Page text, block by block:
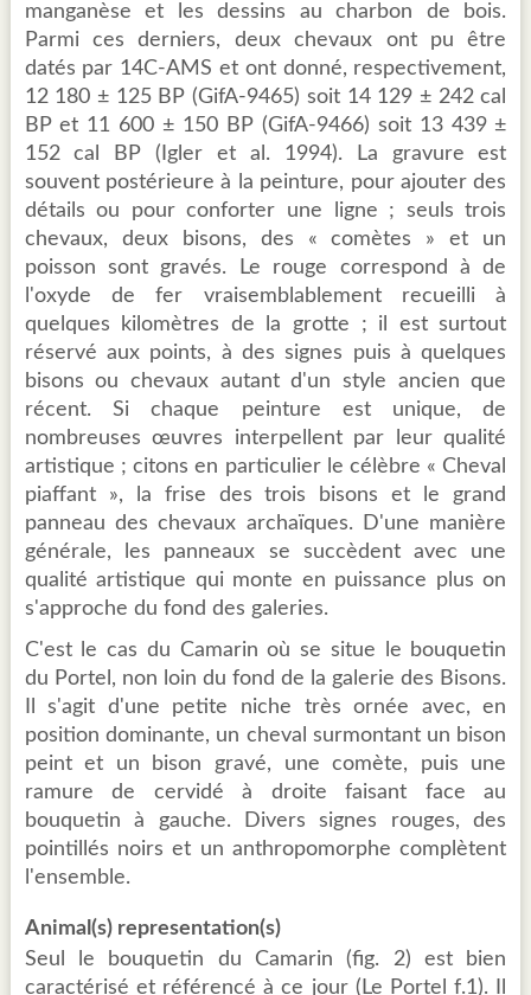
manganèse et les dessins au charbon de bois.
Parmi ces derniers, deux chevaux ont pu être
datés par 14C-AMS et ont donné, respectivement,
12 180 ± 125 BP (GifA-9465) soit 14 129 ± 242 cal
BP et 11 600 ± 150 BP (GifA-9466) soit 13 439 ±
152 cal BP (Igler et al. 1994). La gravure est
souvent postérieure à la peinture, pour ajouter des
détails ou pour conforter une ligne ; seuls trois
chevaux, deux bisons, des « comètes » et un
poisson sont gravés. Le rouge correspond à de
l'oxyde de fer vraisemblablement recueilli à
quelques kilomètres de la grotte ; il est surtout
réservé aux points, à des signes puis à quelques
bisons ou chevaux autant d'un style ancien que
récent. Si chaque peinture est unique, de
nombreuses œuvres interpellent par leur qualité
artistique ; citons en particulier le célèbre « Cheval
piaffant », la frise des trois bisons et le grand
panneau des chevaux archaïques. D'une manière
générale, les panneaux se succèdent avec une
qualité artistique qui monte en puissance plus on
s'approche du fond des galeries.
C'est le cas du Camarin où se situe le bouquetin
du Portel, non loin du fond de la galerie des Bisons.
Il s'agit d'une petite niche très ornée avec, en
position dominante, un cheval surmontant un bison
peint et un bison gravé, une comète, puis une
ramure de cervidé à droite faisant face au
bouquetin à gauche. Divers signes rouges, des
pointillés noirs et un anthropomorphe complètent
l'ensemble.
Animal(s) representation(s)
Seul le bouquetin du Camarin (fig. 2) est bien
caractérisé et référencé à ce jour (Le Portel f.1). Il